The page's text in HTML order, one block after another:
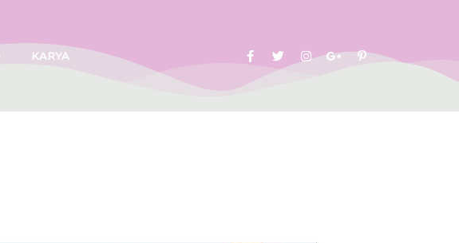
KARYA